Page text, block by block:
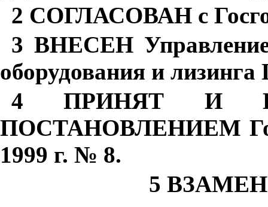
2 СОГЛАСОВАН с
3 ВНЕСЕН
оборудования и лизинга
4 ПРИНЯТ И
ПОСТАНОВЛЕНИЕМ
1999 г. № 8.
5 ВЗАМЕН